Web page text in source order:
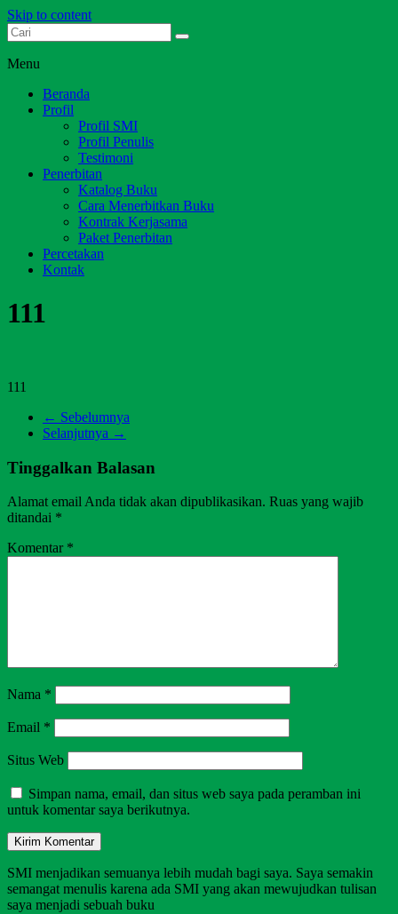
Skip to content
Dari Jambi untuk Indonesia
Menu
Beranda
Profil
Profil SMI
Profil Penulis
Testimoni
Penerbitan
Katalog Buku
Cara Menerbitkan Buku
Kontrak Kerjasama
Paket Penerbitan
Percetakan
Kontak
111
111
← Sebelumnya
Selanjutnya →
Tinggalkan Balasan
Alamat email Anda tidak akan dipublikasikan. Ruas yang wajib
ditandai *
Komentar *
Nama *
Email *
Situs Web
Simpan nama, email, dan situs web saya pada peramban ini
untuk komentar saya berikutnya.
SMI menjadikan semuanya lebih mudah bagi saya. Saya semakin
semangat menulis karena ada SMI yang akan mewujudkan tulisan
saya menjadi sebuah buku